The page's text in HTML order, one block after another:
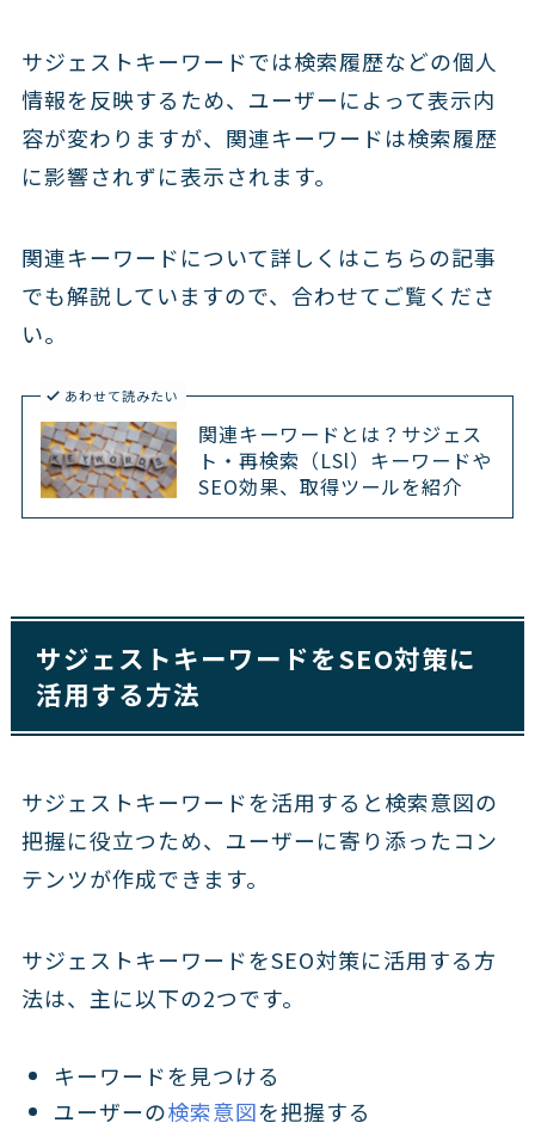
サジェストキーワードでは検索履歴などの個人
情報を反映するため、ユーザーによって表示内
容が変わりますが、関連キーワードは検索履歴
に影響されずに表示されます。
関連キーワードについて詳しくはこちらの記事
でも解説していますので、合わせてご覧くださ
い。
あわせて読みたい
関連キーワードとは？サジェス
ト・再検索（LSl）キーワードや
SEO効果、取得ツールを紹介
サジェストキーワードをSEO対策に
活用する方法
サジェストキーワードを活用すると検索意図の
把握に役立つため、ユーザーに寄り添ったコン
テンツが作成できます。
サジェストキーワードをSEO対策に活用する方
法は、主に以下の2つです。
キーワードを見つける
ユーザーの検索意図を把握する